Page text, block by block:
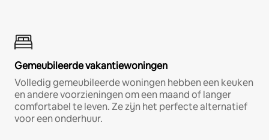
Gemeubileerde vakantiewoningen
Volledig gemeubileerde woningen hebben een keuken
en andere voorzieningen om een maand of langer
comfortabel te leven. Ze zijn het perfecte alternatief
voor een onderhuur.